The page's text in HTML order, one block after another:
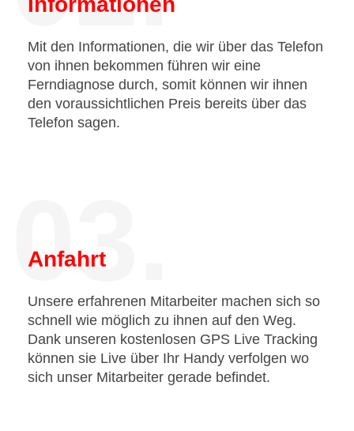
Mit den Informationen, die wir über das Telefon
von ihnen bekommen führen wir eine
Ferndiagnose durch, somit können wir ihnen
den voraussichtlichen Preis bereits über das
Telefon sagen.
03.
Anfahrt
Unsere erfahrenen Mitarbeiter machen sich so
schnell wie möglich zu ihnen auf den Weg.
Dank unseren kostenlosen GPS Live Tracking
können sie Live über Ihr Handy verfolgen wo
sich unser Mitarbeiter gerade befindet.